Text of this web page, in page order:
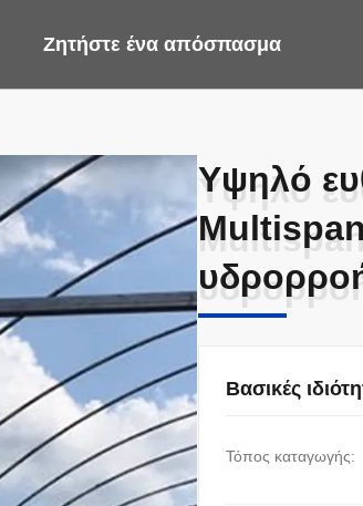
Ζητήστε ένα απόσπασμα
Υψηλό
Υψηλό
Βασικές
Τόπος καταγωγής: